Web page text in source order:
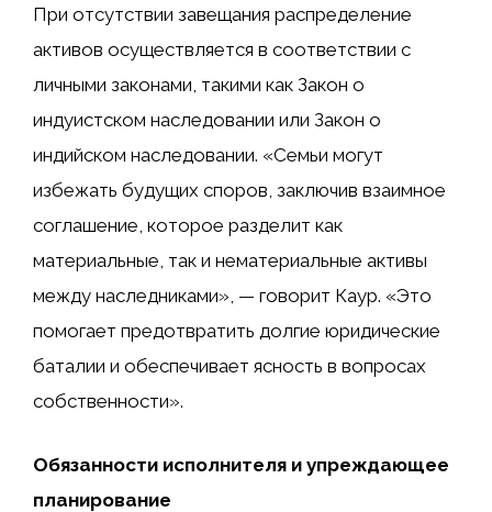
При отсутствии завещания распределение
активов осуществляется в соответствии с
личными законами, такими как Закон о
индуистском наследовании или Закон о
индийском наследовании. «Семьи могут
избежать будущих споров, заключив взаимное
соглашение, которое разделит как
материальные, так и нематериальные активы
между наследниками», — говорит Каур. «Это
помогает предотвратить долгие юридические
баталии и обеспечивает ясность в вопросах
собственности».
Обязанности исполнителя и упреждающее
планирование